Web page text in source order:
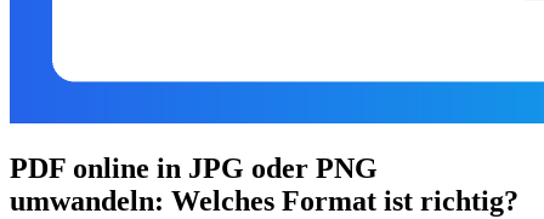
PDF online in JPG oder PNG
umwandeln: Welches Format ist richtig?